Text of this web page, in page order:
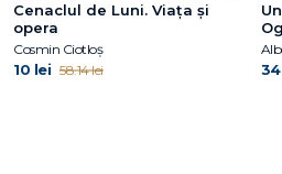
Cenaclul de Luni. Viața și
opera
Cosmin Ciotloș
10 lei 58.14 lei